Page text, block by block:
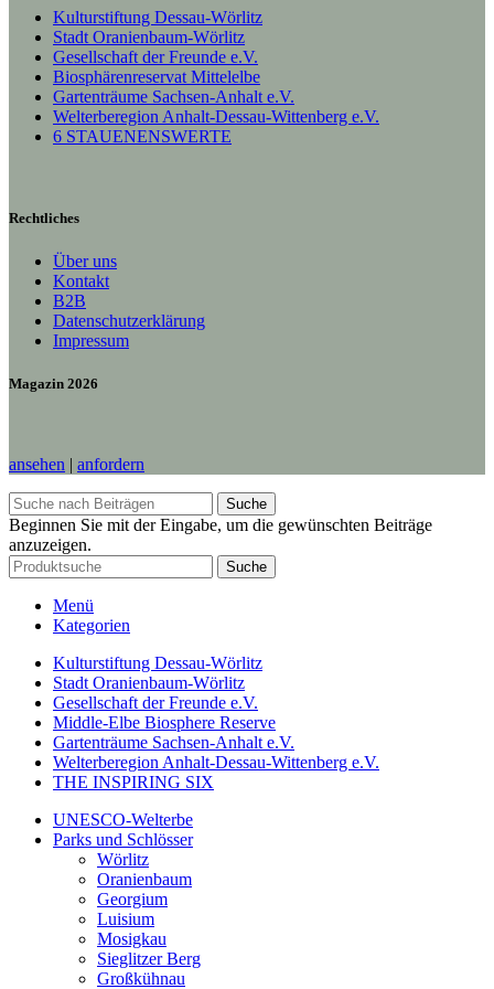
Kulturstiftung Dessau-Wörlitz
Stadt Oranienbaum-Wörlitz
Gesellschaft der Freunde e.V.
Biosphärenreservat Mittelelbe
Gartenträume Sachsen-Anhalt e.V.
Welterberegion Anhalt-Dessau-Wittenberg e.V.
6 STAUENENSWERTE
Rechtliches
Über uns
Kontakt
B2B
Datenschutzerklärung
Impressum
Magazin 2026
ansehen | anfordern
Suche
Beginnen Sie mit der Eingabe, um die gewünschten Beiträge
anzuzeigen.
Suche
Menü
Kategorien
Kulturstiftung Dessau-Wörlitz
Stadt Oranienbaum-Wörlitz
Gesellschaft der Freunde e.V.
Middle-Elbe Biosphere Reserve
Gartenträume Sachsen-Anhalt e.V.
Welterberegion Anhalt-Dessau-Wittenberg e.V.
THE INSPIRING SIX
UNESCO-Welterbe
Parks und Schlösser
Wörlitz
Oranienbaum
Georgium
Luisium
Mosigkau
Sieglitzer Berg
Großkühnau